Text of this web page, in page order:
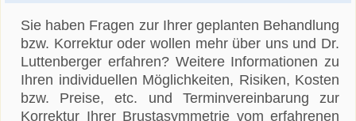
Sie haben Fragen zur Ihrer geplanten Behandlung
bzw. Korrektur oder wollen mehr über uns und Dr.
Luttenberger erfahren? Weitere Informationen zu
Ihren individuellen Möglichkeiten, Risiken, Kosten
bzw. Preise, etc. und Terminvereinbarung zur
Korrektur Ihrer Brustasymmetrie vom erfahrenen